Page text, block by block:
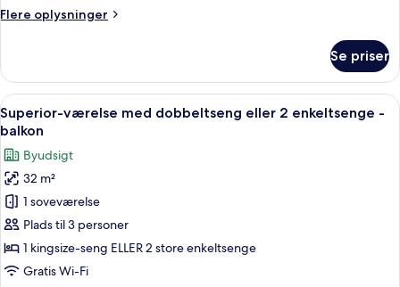
enkeltsenge
byudsigt
Flere oplysninger
Flere
værelse
med
dobbeltseng
eller
enkeltsenge
balkon
byudsigt
Se priser
Indlæs
alle
billeder
af
Superior-
værelse
med
dobbeltseng
eller
Et hotelværelse med en stor seng,
6
Superior-værelse med dobbeltseng eller 2 enkeltsenge -
balkon
Byudsigt
32 m²
1 soveværelse
Plads til 3 personer
1 kingsize-seng ELLER 2 store enkeltsenge
Gratis Wi-Fi